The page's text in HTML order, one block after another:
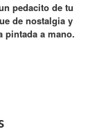
pedacito de tu
de nostalgia y
pintada a mano.